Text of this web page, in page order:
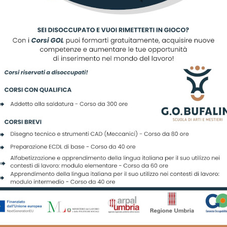
alla nostra
Registrati per ricevere offerte e leggere le ultime news